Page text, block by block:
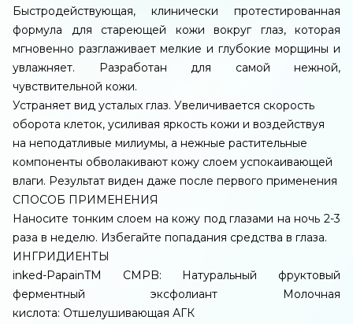
Быстродействующая, клинически протестированная
формула для стареющей кожи вокруг глаз, которая
мгновенно разглаживает мелкие и глубокие морщины и
увлажняет. Разработан для самой нежной,
чувствительной кожи.
Устраняет вид усталых глаз. Увеличивается скорость
оборота клеток, усиливая яркость кожи и воздействуя
на неподатливые милиумы, а нежные растительные
компоненты обволакивают кожу слоем успокаивающей
влаги. Результат виден даже после первого применения
СПОСОБ ПРИМЕНЕНИЯ
Наносите тонким слоем на кожу под глазами на ночь 2-3
раза в неделю. Избегайте попадания средства в глаза.
ИНГРИДИЕНТЫ
inked-PapainTM CMPB: Натуральный фруктовый
ферментный эксфолиант Молочная
кислота: Отшелушивающая АГК